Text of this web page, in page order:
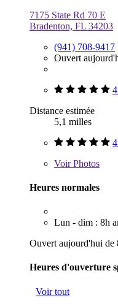
7175 State Rd 70 E
Bradenton, FL 34203
(941) 708-9417
Ouvert
Distance estimée
5,1 milles
VoirPhotos
Heures normales
Lun - dim : 8h
Ouvert aujourd'hui de
Heures d'ouverture
Voir tout